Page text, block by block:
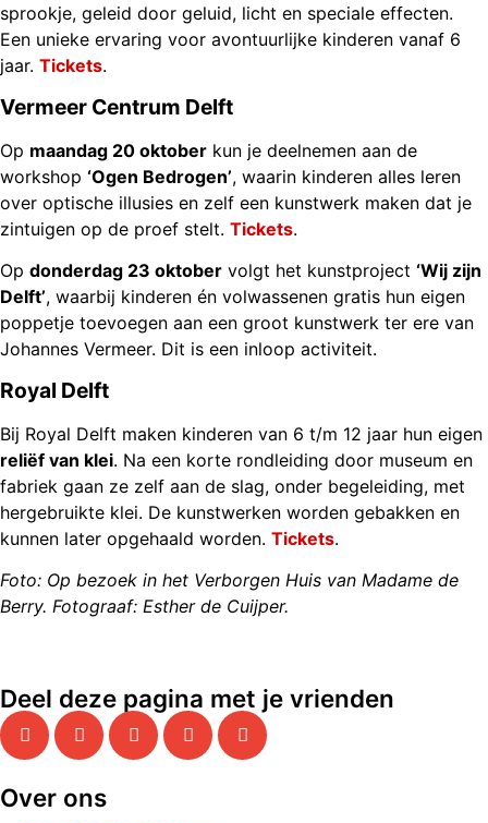
sprookje, geleid door geluid, licht en speciale effecten.
Een unieke ervaring voor avontuurlijke kinderen vanaf 6
jaar. Tickets.
Vermeer Centrum Delft
Op maandag 20 oktober kun je deelnemen aan de
workshop ‘Ogen Bedrogen’, waarin kinderen alles leren
over optische illusies en zelf een kunstwerk maken dat je
zintuigen op de proef stelt. Tickets.
Op donderdag 23 oktober volgt het kunstproject ‘Wij zijn
Delft’, waarbij kinderen én volwassenen gratis hun eigen
poppetje toevoegen aan een groot kunstwerk ter ere van
Johannes Vermeer. Dit is een inloop activiteit.
Royal Delft
Bij Royal Delft maken kinderen van 6 t/m 12 jaar hun eigen
reliëf van klei. Na een korte rondleiding door museum en
fabriek gaan ze zelf aan de slag, onder begeleiding, met
hergebruikte klei. De kunstwerken worden gebakken en
kunnen later opgehaald worden. Tickets.
Foto: Op bezoek in het Verborgen Huis van Madame de
Berry. Fotograaf: Esther de Cuijper.
Deel deze pagina met je vrienden
Over ons